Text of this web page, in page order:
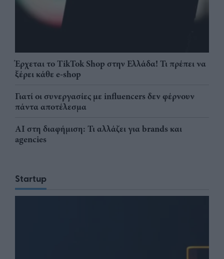
Έρχεται το TikTok Shop στην Ελλάδα! Τι πρέπει να
ξέρει κάθε e-shop
Γιατί οι συνεργασίες με influencers δεν φέρνουν
πάντα αποτέλεσμα
AI στη διαφήμιση: Τι αλλάζει για brands και
agencies
Startup